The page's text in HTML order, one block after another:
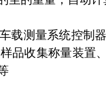
载测量系统控制
品收集称量装置